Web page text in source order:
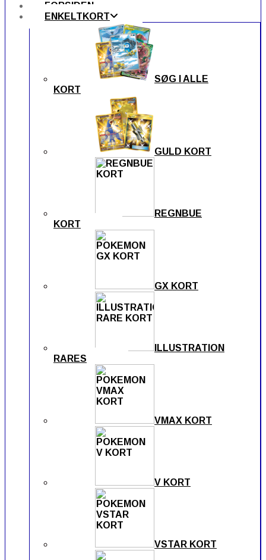
FORSIDEN
ENKELTKORT
SØG I ALLE
KORT
GULD KORT
REGNBUE
KORT
GX KORT
ILLUSTRATION
RARES
VMAX KORT
V KORT
VSTAR KORT